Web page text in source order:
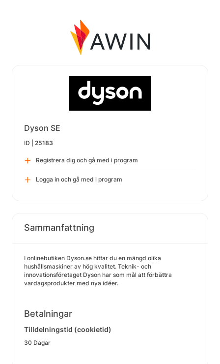
Dyson SE
ID | 25183
Registrera dig och gå med i program
Logga in och gå med i program
Sammanfattning
I onlinebutiken Dyson.se hittar du en mängd olika
hushållsmaskiner av hög kvalitet. Teknik- och
innovationsföretaget Dyson har som mål att förbättra
vardagsprodukter med nya idéer.
Betalningar
Tilldelningstid (cookietid)
30 Dagar